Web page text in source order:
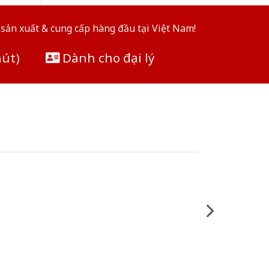
xuất & cung cấp hàng đầu tại Việt Nam!
Dành cho đại lý